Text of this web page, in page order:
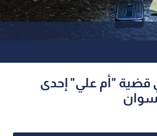
قضية "أم علي" إحدى